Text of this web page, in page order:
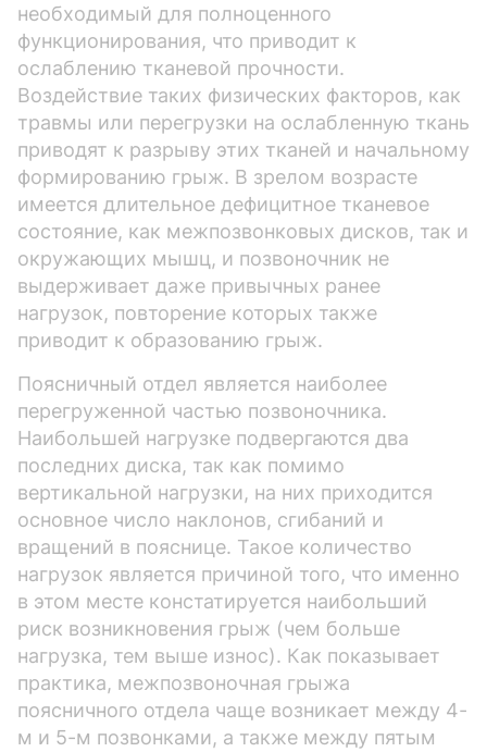
необходимый для полноценного
функционирования, что приводит к
ослаблению тканевой прочности.
Воздействие таких физических факторов, как
травмы или перегрузки на ослабленную ткань
приводят к разрыву этих тканей и начальному
формированию грыж. В зрелом возрасте
имеется длительное дефицитное тканевое
состояние, как межпозвонковых дисков, так и
окружающих мышц, и позвоночник не
выдерживает даже привычных ранее
нагрузок, повторение которых также
приводит к образованию грыж.
Поясничный отдел является наиболее
перегруженной частью позвоночника.
Наибольшей нагрузке подвергаются два
последних диска, так как помимо
вертикальной нагрузки, на них приходится
основное число наклонов, сгибаний и
вращений в пояснице. Такое количество
нагрузок является причиной того, что именно
в этом месте констатируется наибольший
риск возникновения грыж (чем больше
нагрузка, тем выше износ). Как показывает
практика, межпозвоночная грыжа
поясничного отдела чаще возникает между 4-
м и 5-м позвонками, а также между пятым